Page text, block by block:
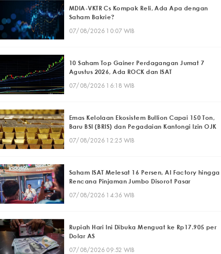
MDIA-VKTR Cs Kompak Reli, Ada Apa dengan
Saham Bakrie?
07/08/2026 10:07 WIB
10 Saham Top Gainer Perdagangan Jumat 7
Agustus 2026, Ada ROCK dan ISAT
07/08/2026 16:18 WIB
Emas Kelolaan Ekosistem Bullion Capai 150 Ton,
Baru BSI (BRIS) dan Pegadaian Kantongi Izin OJK
07/08/2026 12:25 WIB
Saham ISAT Melesat 16 Persen, AI Factory hingga
Rencana Pinjaman Jumbo Disorot Pasar
07/08/2026 14:36 WIB
Rupiah Hari Ini Dibuka Menguat ke Rp17.905 per
Dolar AS
07/08/2026 09:52 WIB